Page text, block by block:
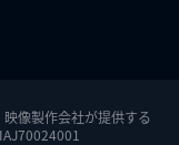
像製作会社が提供する